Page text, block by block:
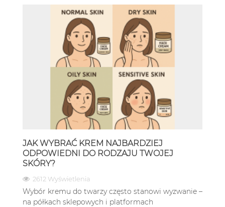
JAK WYBRAĆ KREM NAJBARDZIEJ
ODPOWIEDNI DO RODZAJU TWOJEJ
SKÓRY?
2612 Wyświetlenia
Wybór kremu do twarzy często stanowi wyzwanie –
na półkach sklepowych i platformach